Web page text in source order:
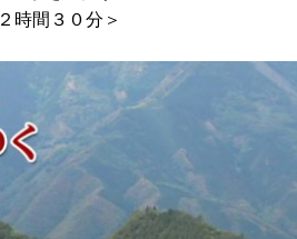
時間３０分＞